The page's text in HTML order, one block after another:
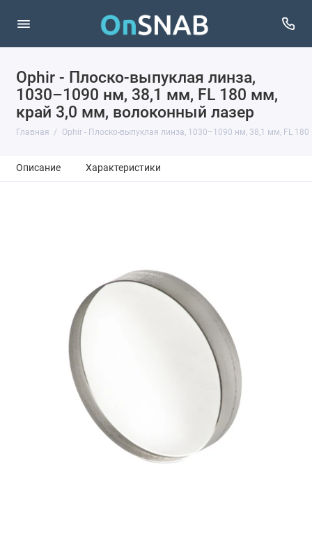
Ophir - Плоско-выпуклая линза,
1030–1090 нм, 38,1 мм, FL 180 мм,
край 3,0 мм, волоконный лазер
Главная Ophir - Плоско-выпуклая линза, 1030–1090 нм, 38,1 мм, FL
Описание Характеристики